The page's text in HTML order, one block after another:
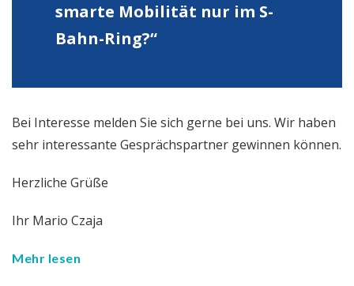
smarte Mobilität nur im S-
Bahn-Ring?“
Bei Interesse melden Sie sich gerne bei uns. Wir haben
sehr interessante Gesprächspartner gewinnen können.
Herzliche Grüße
Ihr Mario Czaja
Mehr lesen